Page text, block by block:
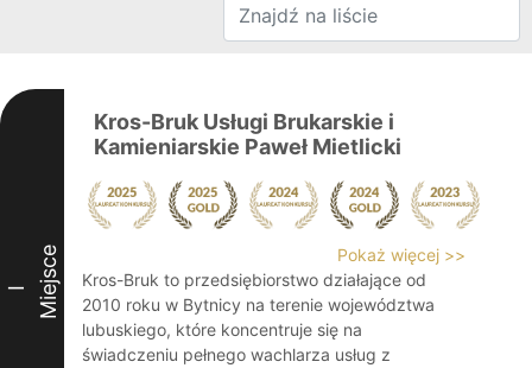
I Miejsce
Kros-Bruk Usługi Brukarskie i
Kamieniarskie Paweł Mietlicki
Pokaż więcej >>
Kros-Bruk to przedsiębiorstwo działające od
2010 roku w Bytnicy na terenie województwa
lubuskiego, które koncentruje się na
świadczeniu pełnego wachlarza usług z